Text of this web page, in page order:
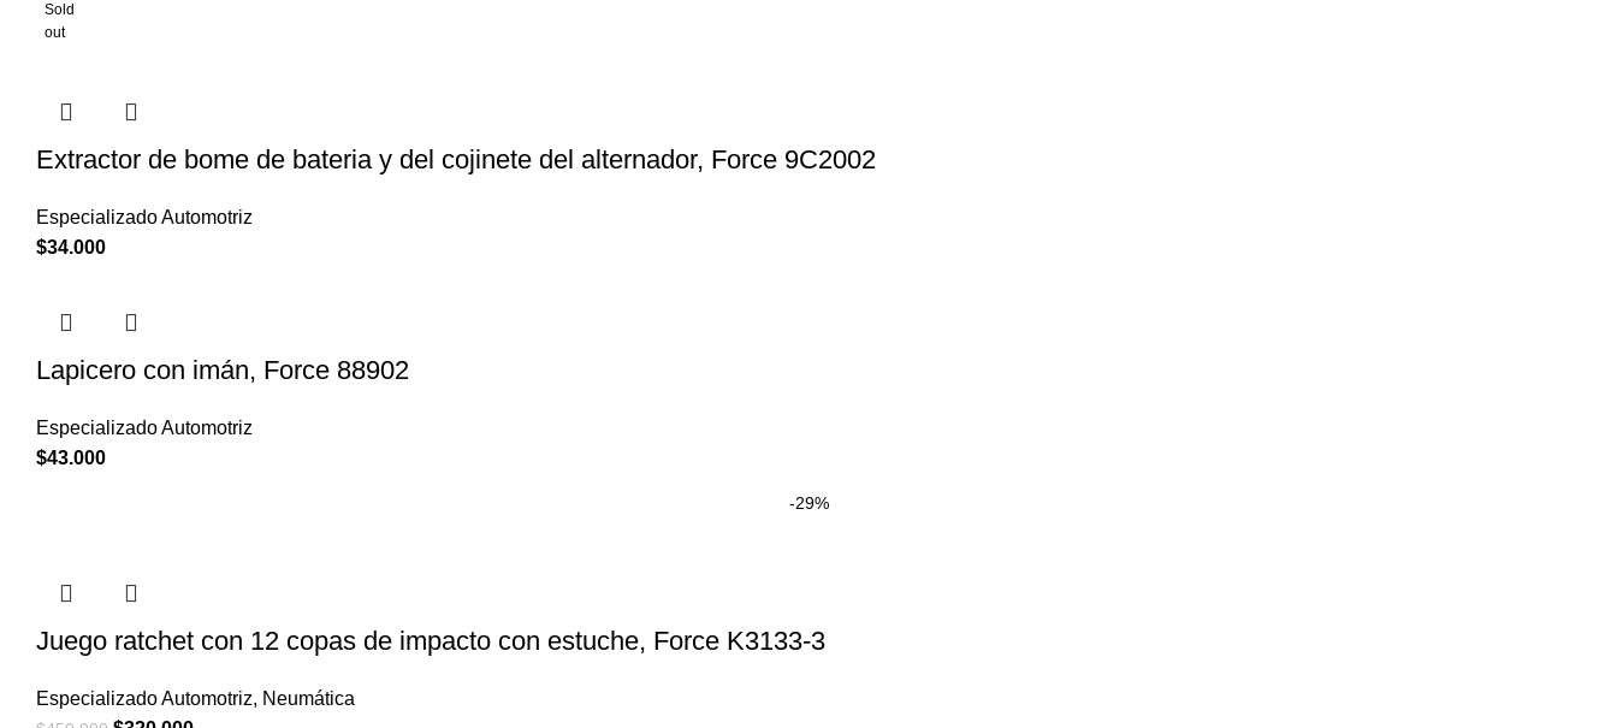
Sold
out
Extractor de bome de bateria y del cojinete del alternador, Force 9C2002
Especializado Automotriz
$34.000
Lapicero con imán, Force 88902
Especializado Automotriz
$43.000
-29%
Juego ratchet con 12 copas de impacto con estuche, Force K3133-3
Especializado Automotriz, Neumática